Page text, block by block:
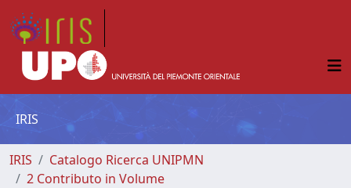
IRIS
IRIS
Catalogo Ricerca UNIPMN
2 Contributo in Volume